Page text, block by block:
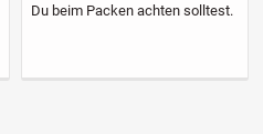
Du beim Packen achten solltest.